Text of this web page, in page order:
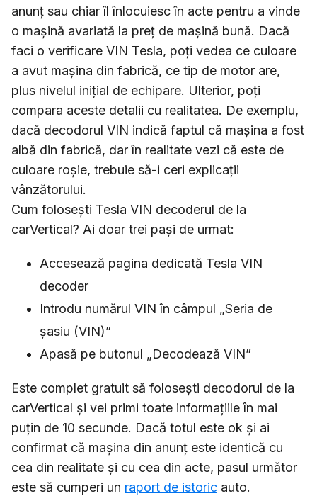
anunț sau chiar îl înlocuiesc în acte pentru a vinde
o mașină avariată la preț de mașină bună. Dacă
faci o verificare VIN Tesla, poți vedea ce culoare
a avut mașina din fabrică, ce tip de motor are,
plus nivelul inițial de echipare. Ulterior, poți
compara aceste detalii cu realitatea. De exemplu,
dacă decodorul VIN indică faptul că mașina a fost
albă din fabrică, dar în realitate vezi că este de
culoare roșie, trebuie să-i ceri explicații
vânzătorului.
Cum folosești Tesla VIN decoderul de la
carVertical? Ai doar trei pași de urmat:
Accesează pagina dedicată Tesla VIN
decoder
Introdu numărul VIN în câmpul „Seria de
șasiu (VIN)”
Apasă pe butonul „Decodează VIN”
Este complet gratuit să folosești decodorul de la
carVertical și vei primi toate informațiile în mai
puțin de 10 secunde. Dacă totul este ok și ai
confirmat că mașina din anunț este identică cu
cea din realitate și cu cea din acte, pasul următor
este să cumperi un raport de istoric auto.